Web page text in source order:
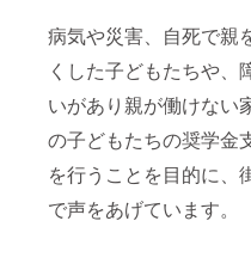
病気や災害、自死で親
くした子どもたちや、
いがあり親が働けない
の子どもたちの奨学金
を行うことを目的に、
で声をあげています。